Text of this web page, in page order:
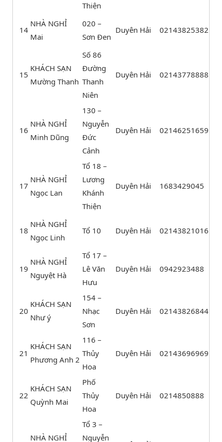
Thiện
14
NHÀ NGHỈ
Mai
020 –
Sơn Đen
Duyên Hải 02143825382
15
KHÁCH SẠN
Mường Thanh
Số 86
Đường
Thanh
Niên
Duyên Hải 02143778888
16
NHÀ NGHỈ
Minh Dũng
130 –
Nguyễn
Đức
Cảnh
Duyên Hải 02146251659
17
NHÀ NGHỈ
Ngọc Lan
Tổ 18 –
Lương
Khánh
Thiện
Duyên Hải 1683429045
18
NHÀ NGHỈ
Ngọc Linh
Tổ 10 Duyên Hải 02143821016
19
NHÀ NGHỈ
Nguyệt Hà
Tổ 17 –
Lê Văn
Hưu
Duyên Hải 0942923488
20
KHÁCH SẠN
Như ý
154 –
Nhạc
Sơn
Duyên Hải 02143826844
21
KHÁCH SẠN
Phương Anh 2
116 –
Thủy
Hoa
Duyên Hải 02143696969
22
KHÁCH SẠN
Quỳnh Mai
Phố
Thủy
Hoa
Duyên Hải 0214850888
NHÀ NGHỈ
Tổ 3 –
Nguyễn